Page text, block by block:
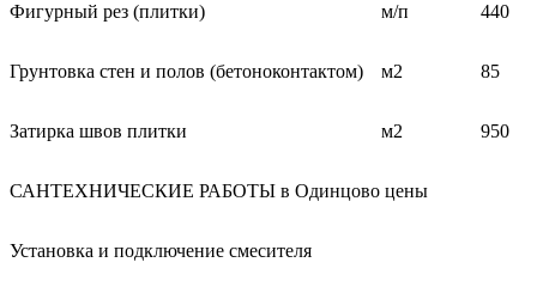
Фигурный рез (плитки) м/п 440
Грунтовка стен и полов (бетоноконтактом) м2 85
Затирка швов плитки м2 950
САНТЕХНИЧЕСКИЕ РАБОТЫ в Одинцово цены
Установка и подключение смесителя